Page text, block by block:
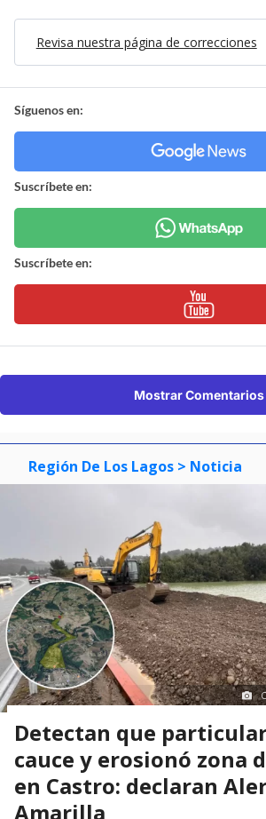
Revisa nuestra página de correcciones
Síguenos en:
Suscríbete en:
Suscríbete en:
Mostrar Comentarios
Región De Los Lagos > Noticia
Detectan que
cauce y erosionó zona
en Castro: declaran
Amarilla